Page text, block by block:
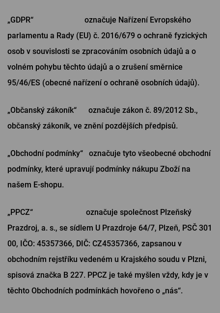
„GDPR“ označuje Nařízení Evropského
parlamentu a Rady (EU) č. 2016/679 o ochraně fyzických
osob v souvislosti se zpracováním osobních údajů a o
volném pohybu těchto údajů a o zrušení směrnice
95/46/ES (obecné nařízení o ochraně osobních údajů).
„Občanský zákoník“ označuje zákon č. 89/2012 Sb.,
občanský zákoník, ve znění pozdějších předpisů.
„Obchodní podmínky“ označuje tyto všeobecné obchodní
podmínky, které upravují podmínky nákupu Zboží na
našem E-shopu.
„PPCZ“ označuje společnost Plzeňský
Prazdroj, a. s., se sídlem U Prazdroje 64/7, Plzeň, PSČ 301
00, IČO: 45357366, DIČ: CZ45357366, zapsanou v
obchodním rejstříku vedeném u Krajského soudu v Plzni,
spisová značka B 227. PPCZ je také myšlen vždy, kdy je v
těchto Obchodních podmínkách hovořeno o „nás“.